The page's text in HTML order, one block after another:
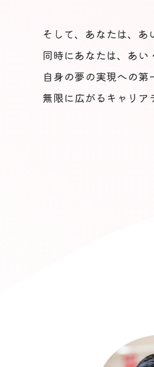
そして、あなたは、あ
同時にあなたは、あい
自身の夢の実現への第
無限に広がるキャリア